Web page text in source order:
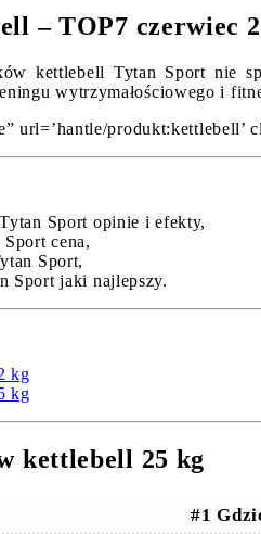
– TOP7 czerwiec
kettlebell Tytan Sport nie
wytrzymałościowego i
url=’hantle/produkt:kettlebell’
Sport opinie i efekty,
cena,
Sport,
Sport jaki najlepszy.
kg
kg
kettlebell 25 kg
#1